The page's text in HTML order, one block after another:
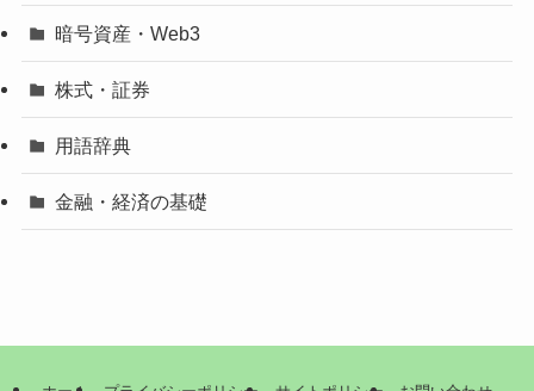
暗号資産・Web3
株式・証券
用語辞典
金融・経済の基礎